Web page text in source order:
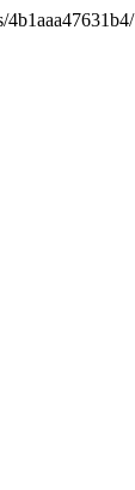
4b1aaa47631b4/